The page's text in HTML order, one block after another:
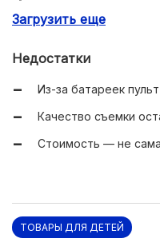
Возможно
Загрузить еще
Недостатки
Из-за батареек
Качество съемки
Стоимость — не
ТОВАРЫ ДЛЯ ДЕТЕЙ